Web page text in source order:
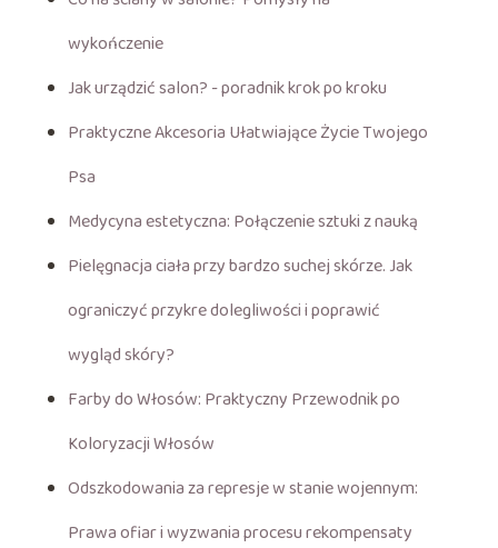
wykończenie
Jak urządzić salon? - poradnik krok po kroku
Praktyczne Akcesoria Ułatwiające Życie Twojego
Psa
Medycyna estetyczna: Połączenie sztuki z nauką
Pielęgnacja ciała przy bardzo suchej skórze. Jak
ograniczyć przykre dolegliwości i poprawić
wygląd skóry?
Farby do Włosów: Praktyczny Przewodnik po
Koloryzacji Włosów
Odszkodowania za represje w stanie wojennym:
Prawa ofiar i wyzwania procesu rekompensaty